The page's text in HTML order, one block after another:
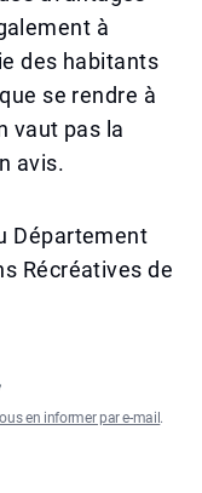
à
des habitants
se rendre à
vaut pas la
avis.
Département
Récréatives de
en informer par e-mail .